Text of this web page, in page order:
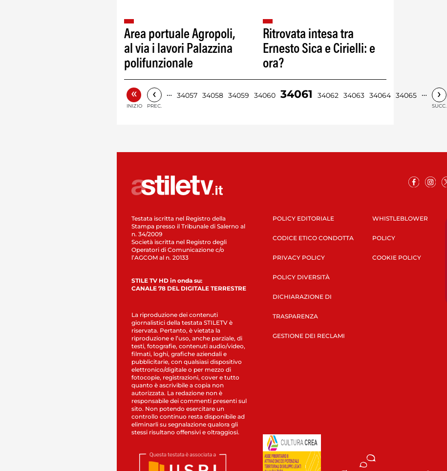
Area portuale Agropoli,
al via i lavori Palazzina
polifunzionale
Ritrovata intesa tra
Ernesto Sica e Cirielli: e
ora?
«
INIZIO
‹
PREC.
… 34057 34058 34059 34060 34061 34062 34063 34064 34065 … ›
SUCC.
Testata iscritta nel Registro della
Stampa presso il Tribunale di Salerno al
n. 34/2009
Società iscritta nel Registro degli
Operatori di Comunicazione c/o
l’AGCOM al n. 20133
STILE TV HD in onda su:
CANALE 78 DEL DIGITALE TERRESTRE
La riproduzione dei contenuti
giornalistici della testata STILETV è
riservata. Pertanto, è vietata la
riproduzione e l’uso, anche parziale, di
testi, fotografie, contenuti audio/video,
filmati, loghi, grafiche aziendali e
pubblicitarie, con qualsiasi dispositivo
elettronico/digitale o per mezzo di
fotocopie, registrazioni, cover e tutto
quanto è ascrivibile a copia non
autorizzata. La redazione non è
responsabile dei commenti presenti sul
sito. Non potendo esercitare un
controllo continuo resta disponibile ad
eliminarli su segnalazione qualora gli
stessi risultano offensivi e oltraggiosi.
POLICY EDITORIALE
CODICE ETICO CONDOTTA
PRIVACY POLICY
POLICY DIVERSITÀ
DICHIARAZIONE DI
TRASPARENZA
GESTIONE DEI RECLAMI
WHISTLEBLOWER
POLICY
COOKIE POLICY